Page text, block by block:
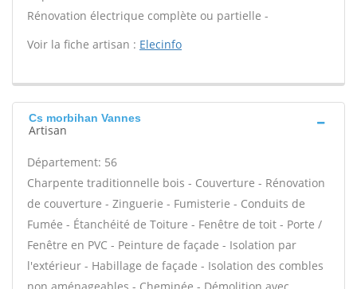
Rénovation électrique complète ou partielle -
Voir la fiche artisan : Elecinfo
Cs morbihan Vannes
Artisan
Département: 56
Charpente traditionnelle bois - Couverture - Rénovation
de couverture - Zinguerie - Fumisterie - Conduits de
Fumée - Étanchéité de Toiture - Fenêtre de toit - Porte /
Fenêtre en PVC - Peinture de façade - Isolation par
l'extérieur - Habillage de façade - Isolation des combles